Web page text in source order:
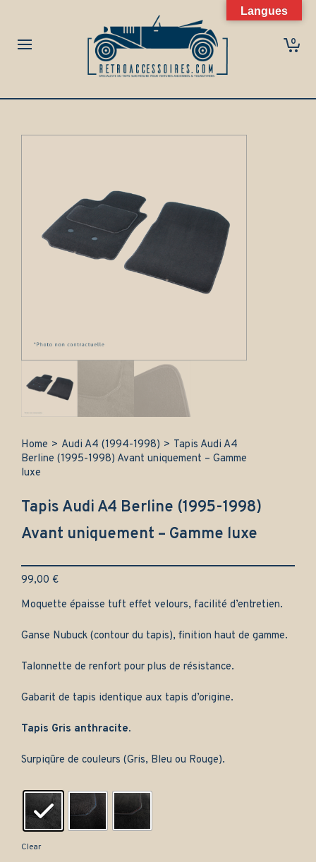
0
Home > Audi A4 (1994-1998) > Tapis Audi A4
Berline (1995-1998) Avant uniquement – Gamme
luxe
Tapis Audi A4 Berline (1995-1998)
Avant uniquement – Gamme luxe
99,00 €
Moquette épaisse tuft effet velours, facilité d’entretien.
Ganse Nubuck (contour du tapis), finition haut de gamme.
Talonnette de renfort pour plus de résistance.
Gabarit de tapis identique aux tapis d’origine.
Tapis Gris anthracite.
Surpiqûre de couleurs (Gris, Bleu ou Rouge).
Clear
Langues